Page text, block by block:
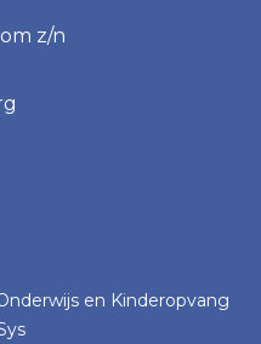
z/n
en Kinderopvang